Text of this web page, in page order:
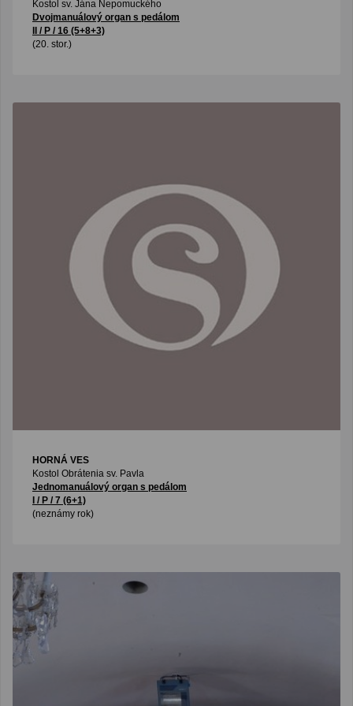
Kostol sv. Jána Nepomuckého
Dvojmanuálový organ s pedálom
II / P / 16 (5+8+3)
(20. stor.)
HORNÁ VES
Kostol Obrátenia sv. Pavla
Jednomanuálový organ s pedálom
I / P / 7 (6+1)
(neznámy rok)